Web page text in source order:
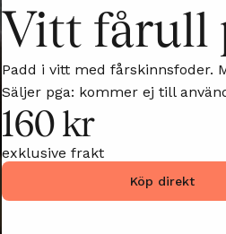
Vitt fårull
Padd i vitt med fårskinnsfoder.
Säljer pga: kommer ej till
160 kr
exklusive frakt
Köp direkt